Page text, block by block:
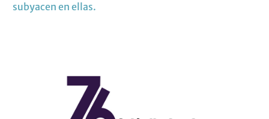
subyacen en ellas.